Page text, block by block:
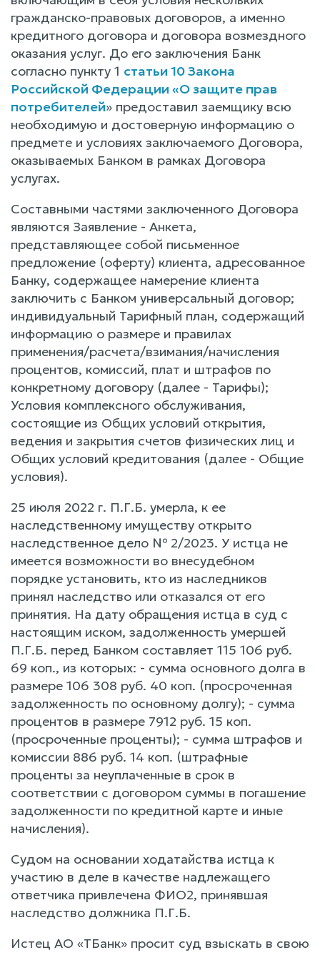
гражданско-правовых договоров, а именно
кредитного договора и договора возмездного
оказания услуг. До его заключения Банк
согласно пункту 1 статьи 10 Закона
Российской Федерации «О защите прав
потребителей» предоставил заемщику всю
необходимую и достоверную информацию о
предмете и условиях заключаемого Договора,
оказываемых Банком в рамках Договора
услугах.
Составными частями заключенного Договора
являются Заявление - Анкета,
представляющее собой письменное
предложение (оферту) клиента, адресованное
Банку, содержащее намерение клиента
заключить с Банком универсальный договор;
индивидуальный Тарифный план, содержащий
информацию о размере и правилах
применения/расчета/взимания/начисления
процентов, комиссий, плат и штрафов по
конкретному договору (далее - Тарифы);
Условия комплексного обслуживания,
состоящие из Общих условий открытия,
ведения и закрытия счетов физических лиц и
Общих условий кредитования (далее - Общие
условия).
25 июля 2022 г. П.Г.Б. умерла, к ее
наследственному имуществу открыто
наследственное дело № 2/2023. У истца не
имеется возможности во внесудебном
порядке установить, кто из наследников
принял наследство или отказался от его
принятия. На дату обращения истца в суд с
настоящим иском, задолженность умершей
П.Г.Б. перед Банком составляет 115 106 руб.
69 коп., из которых: - сумма основного долга в
размере 106 308 руб. 40 коп. (просроченная
задолженность по основному долгу); - сумма
процентов в размере 7912 руб. 15 коп.
(просроченные проценты); - сумма штрафов и
комиссии 886 руб. 14 коп. (штрафные
проценты за неуплаченные в срок в
соответствии с договором суммы в погашение
задолженности по кредитной карте и иные
начисления).
Судом на основании ходатайства истца к
участию в деле в качестве надлежащего
ответчика привлечена ФИО2, принявшая
наследство должника П.Г.Б.
Истец АО «ТБанк» просит суд взыскать в свою